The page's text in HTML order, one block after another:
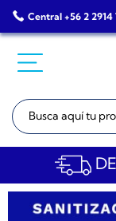
Saltar
al
Central +56 2 2914
Buscar: